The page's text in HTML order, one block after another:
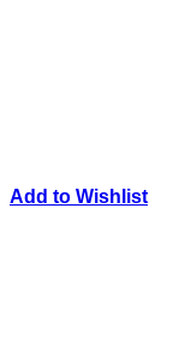
Add to Wishlist